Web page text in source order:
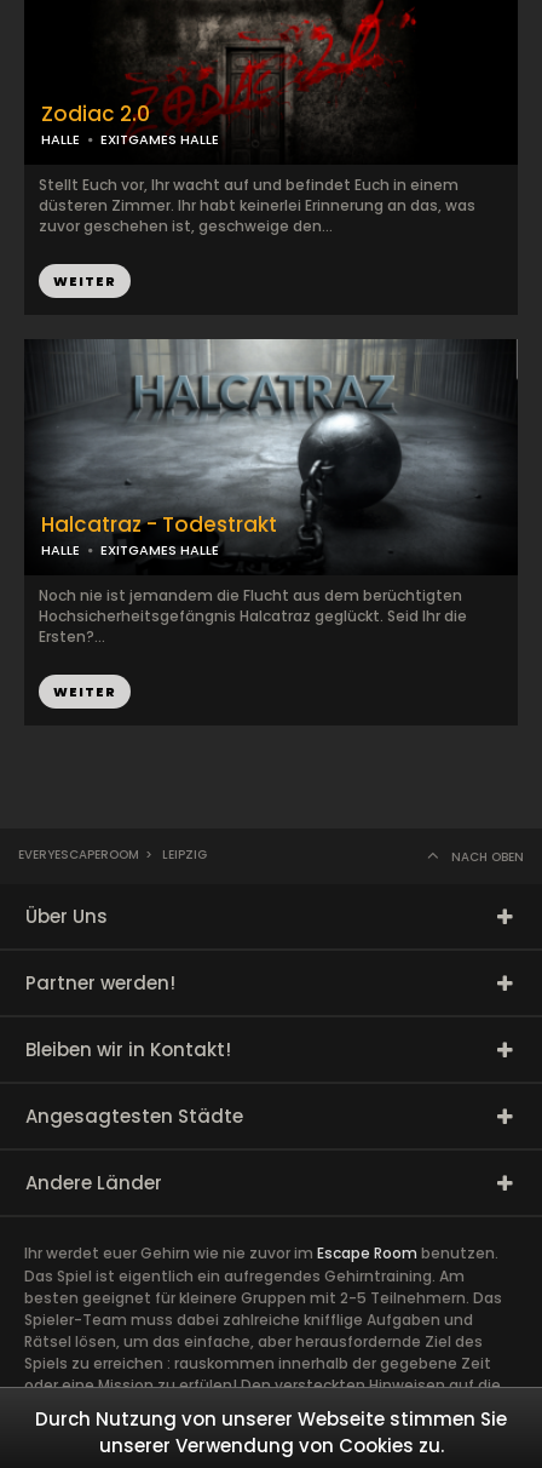
Zodiac 2.0
HALLE EXITGAMES HALLE
Stellt Euch vor, Ihr wacht auf und befindet Euch in einem
düsteren Zimmer. Ihr habt keinerlei Erinnerung an das, was
zuvor geschehen ist, geschweige den...
WEITER
Halcatraz - Todestrakt
HALLE EXITGAMES HALLE
Noch nie ist jemandem die Flucht aus dem berüchtigten
Hochsicherheitsgefängnis Halcatraz geglückt. Seid Ihr die
Ersten?...
WEITER
EVERYESCAPEROOM > LEIPZIG NACH OBEN
Über Uns
Partner werden!
Bleiben wir in Kontakt!
Angesagtesten Städte
Andere Länder
Ihr werdet euer Gehirn wie nie zuvor im Escape Room benutzen.
Das Spiel ist eigentlich ein aufregendes Gehirntraining. Am
besten geeignet für kleinere Gruppen mit 2-5 Teilnehmern. Das
Spieler-Team muss dabei zahlreiche knifflige Aufgaben und
Rätsel lösen, um das einfache, aber herausfordernde Ziel des
Spiels zu erreichen : rauskommen innerhalb der gegebene Zeit
oder eine Mission zu erfülen! Den versteckten Hinweisen auf die
Spur zu kommen, erfordert volle Konzentration sowie die Ideen
und Talente aller Spieler. Ein guter Zusammenhalt im Team ist
äußerst wichtig. Ein gemeinsames Abenteuer schafft Vertrauen
Durch Nutzung von unserer Webseite stimmen Sie
unserer Verwendung von Cookies zu.